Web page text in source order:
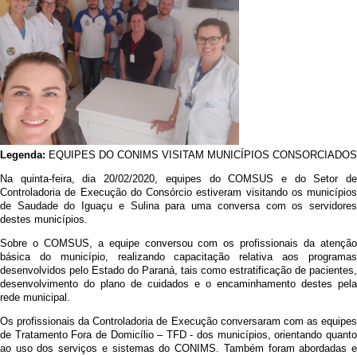
Legenda: EQUIPES DO CONIMS VISITAM MUNICÍPIOS CONSORCIADOS
Na quinta-feira, dia 20/02/2020, equipes do COMSUS e do Setor de
Controladoria de Execução do Consórcio estiveram visitando os municípios
de Saudade do Iguaçu e Sulina para uma conversa com os servidores
destes municípios.
Sobre o COMSUS, a equipe conversou com os profissionais da atenção
básica do município, realizando capacitação relativa aos programas
desenvolvidos pelo Estado do Paraná, tais como estratificação de pacientes,
desenvolvimento do plano de cuidados e o encaminhamento destes pela
rede municipal.
Os profissionais da Controladoria de Execução conversaram com as equipes
de Tratamento Fora de Domicílio – TFD - dos municípios, orientando quanto
ao uso dos serviços e sistemas do CONIMS. Também foram abordadas e